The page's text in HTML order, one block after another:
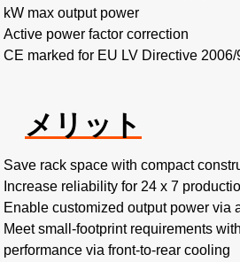
kW max output power
Active power factor correction
CE marked for EU LV Directive 2006/
メリット
Save rack space with compact
Increase reliability for 24 x 7
Enable customized output power via
Meet small-footprint requirements
performance via front-to-rear cooling